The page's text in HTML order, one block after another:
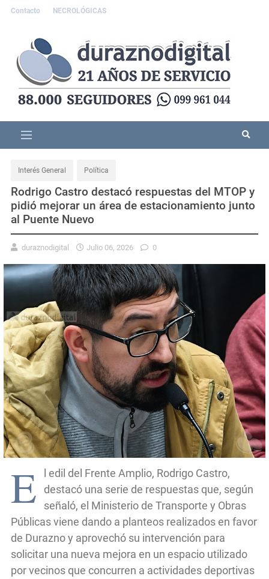
Contacto NECROLÓGICAS
Interés General Política
Rodrigo Castro destacó respuestas del MTOP y
pidió mejorar un área de estacionamiento junto
al Puente Nuevo
duraznodigital Julio 06, 2026 0
E
l edil del Frente Amplio, Rodrigo Castro,
destacó una serie de respuestas que, según
señaló, el Ministerio de Transporte y Obras
Públicas viene dando a planteos realizados en favor
de Durazno y aprovechó su intervención para
solicitar una nueva mejora en un espacio utilizado
por vecinos que concurren a actividades deportivas